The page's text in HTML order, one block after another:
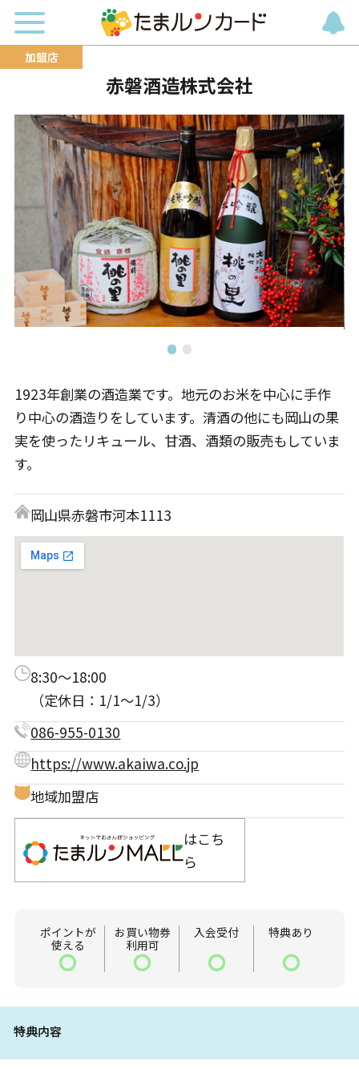
赤磐酒造株式会社
1923年創業の酒造業です。地元のお米を中心に手作
り中心の酒造りをしています。清酒の他にも岡山の果
実を使ったリキュール、甘酒、酒類の販売もしていま
す。
岡山県赤磐市河本1113
8:30〜18:00
（定休日：1/1〜1/3）
086-955-0130
https://www.akaiwa.co.jp
地域加盟店
はこち
ら
ポイントが
使える
〇
お買い物券
利用可
〇
入会受付
〇
特典あり
〇
特典内容